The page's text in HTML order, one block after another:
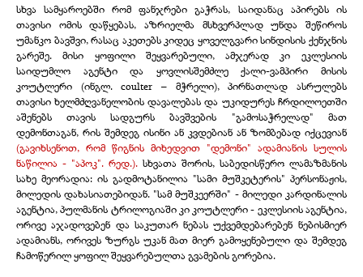
სხვა სამყაროებში რომ ფანჯრები გაჭრას, საიდანაც აპირებს ის
თავისი ომის დაწყებას, აზრიელმა მსხვერპლად უნდა შეწიროს
უმანკო ბავშვი, რასაც აკეთებს კიდეც ყოველგვარი სინდისის ქენჯნის
გარეშე. მისი ყოფილი შეყვარებული, ამჯერად კი ეკლესიის
საიდუმლო აგენტი და ყოვლისშემძლე ქალი-ვამპირი მისის
კოუტლერი (ინგლ. сoulter – მჭრელი), პირნათლად ასრულებს
თავისი ხელმძღვანელობის დავალებას და უკიდურეს ჩრდილოეთში
აშენებს თავის სადგურს ბავშვების "გამოსაჭრელად" მათ
დემონთაგან, რის შემდეგ ისინი ან კვდებიან ან ზომბებად იქცევიან
(გავიხსენოთ, რომ წიგნის მიხედვით "დემონი" ადამიანის სულის
ნაწილია - "აპოკ". რედ.). სხვათა შორის, საბედისწერო ლამაზმანის
სახე მეორადია: ის გადმოტანილია "სამი მუშკეტერის" პერსონაჟის,
მილედის დახასიათებიდან. "სამ მუშკეერში" - მილედი კარდინალის
აგენტია, პულმანის ტრილოგიაში კი კოუტლერი - ეკლესიის აგენტია,
ორივე აჯადოვებენ და საკუთარ ნებას უქვემდებარებენ ნებისმიერ
ადამიანს, ორივეს ზურგს უკან მათ მიერ გამოყენებული და შემდეგ
ჩამოწერილ ყოფილ შეყვარებულთა გვამების გორებია.